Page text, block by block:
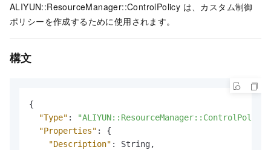
ALIYUN::ResourceManager::ControlPolicy は、カスタム制御
ポリシーを作成するために使用されます。
構文
{
"Type" :
"ALIYUN::ResourceManager::ControlPolicy"
"Properties" :
{
"Description" : String,